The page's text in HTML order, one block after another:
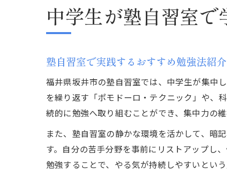
中学生が塾自習室
塾自習室で実践するおすすめ勉強法紹介
福井県坂井市の塾自習室では、中学生が集中
を繰り返す「ポモドーロ・テクニック」や、
続的に勉強へ取り組むことができ、集中力の維
また、塾自習室の静かな環境を活かして、暗
す。自分の苦手分野を事前にリストアップし
勉強することで、やる気が持続しやすいという